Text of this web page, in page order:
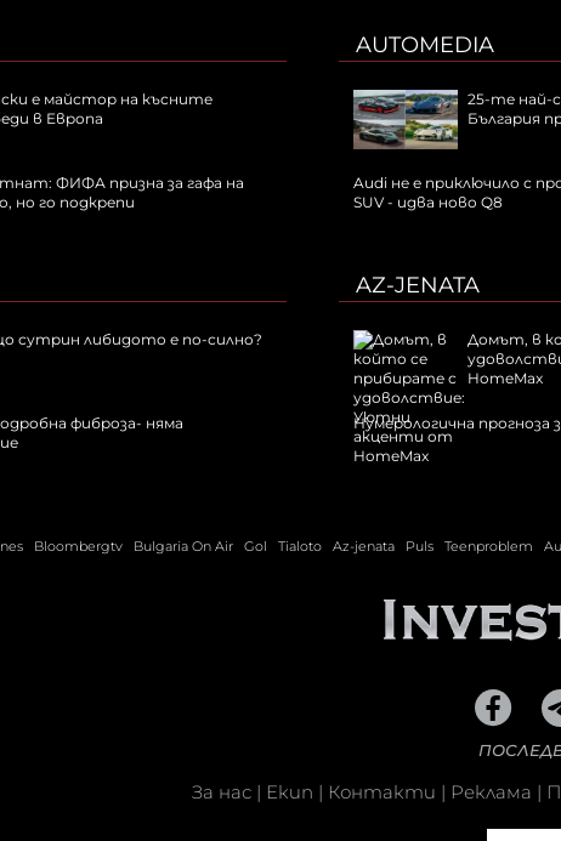
е майстор на късните
в Европа
ФИФА призна за гафа на
но го подкрепи
AUTOMEDIA
25-те най-
България
Audi не е приключило с
SUV - идва ново Q8
сутрин либидото е по-силно?
фиброза- няма
AZ-JENATA
Домът, в
HomeMax
Нумерологична прогноза
Bloombergtv Bulgaria On Air Gol Tialoto Az-jenata Puls Teenproblem
За нас| Екип | Контакти | Реклама |